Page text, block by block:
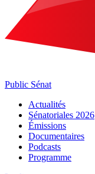
Public Sénat
Actualités
Sénatoriales 2026
Émissions
Documentaires
Podcasts
Programme